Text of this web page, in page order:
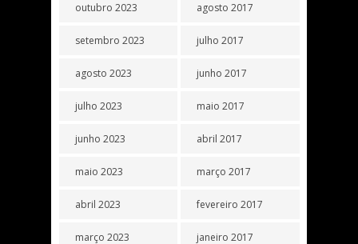
outubro 2023
setembro 2023
agosto 2023
julho 2023
junho 2023
maio 2023
abril 2023
março 2023
agosto 2017
julho 2017
junho 2017
maio 2017
abril 2017
março 2017
fevereiro 2017
janeiro 2017